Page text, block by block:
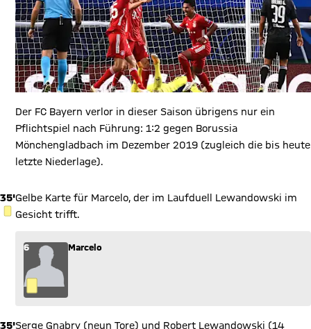
Der FC Bayern verlor in dieser Saison übrigens nur ein
Pflichtspiel nach Führung: 1:2 gegen Borussia
Mönchengladbach im Dezember 2019 (zugleich die bis heute
letzte Niederlage).
35'
GELBE KARTE
Gelbe Karte für Marcelo, der im Laufduell Lewandowski im
Gesicht trifft.
6 Marcelo
35'Serge Gnabry (neun Tore) und Robert Lewandowski (14